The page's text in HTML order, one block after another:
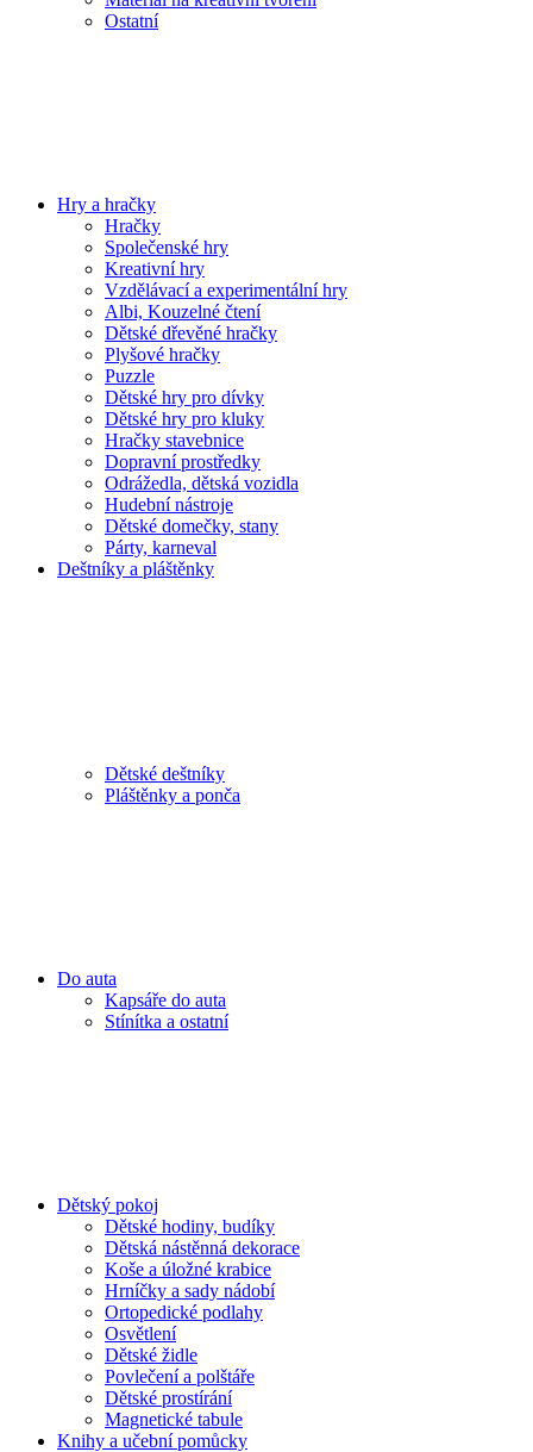
Ostatní
Hry a hračky
Hračky
Společenské hry
Kreativní hry
Vzdělávací a experimentální hry
Albi, Kouzelné čtení
Dětské dřevěné hračky
Plyšové hračky
Puzzle
Dětské hry pro dívky
Dětské hry pro kluky
Hračky stavebnice
Dopravní prostředky
Odrážedla, dětská vozidla
Hudební nástroje
Dětské domečky, stany
Párty, karneval
Deštníky a pláštěnky
Dětské deštníky
Pláštěnky a ponča
Do auta
Kapsáře do auta
Stínítka a ostatní
Dětský pokoj
Dětské hodiny, budíky
Dětská nástěnná dekorace
Koše a úložné krabice
Hrníčky a sady nádobí
Ortopedické podlahy
Osvětlení
Dětské židle
Povlečení a polštáře
Dětské prostírání
Magnetické tabule
Knihy a učební pomůcky